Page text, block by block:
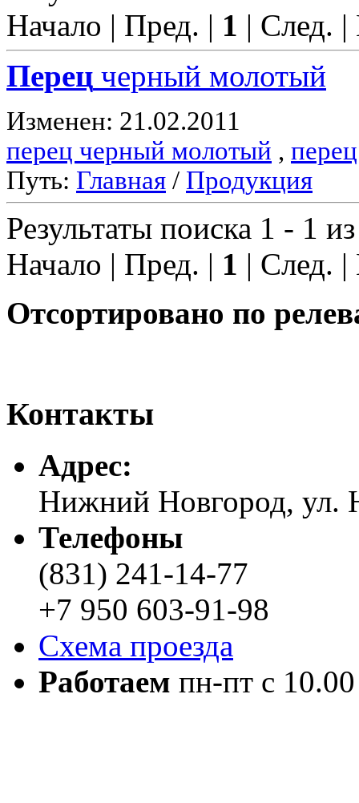
Начало | Пред. | 1 | След.
Перец черный молотый
Изменен: 21.02.2011
перец черный молотый , перец
Путь: Главная / Продукция
Результаты поиска 1 - 1
Начало | Пред. | 1 | След.
Отсортировано по
Контакты
Адреc:
Нижний Новгород, ул.
Телефоны
(831) 241-14-77
+7 950 603-91-98
Схема проезда
Работаем пн-пт с